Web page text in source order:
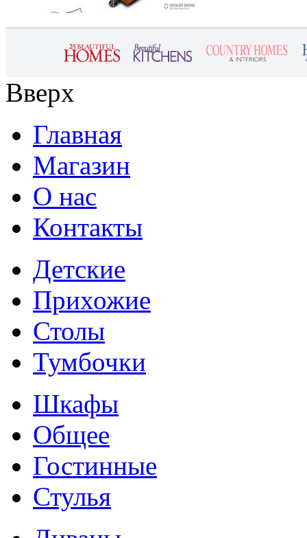
Вверх
Главная
Магазин
О нас
Контакты
Детские
Прихожие
Столы
Тумбочки
Шкафы
Общее
Гостинные
Стулья